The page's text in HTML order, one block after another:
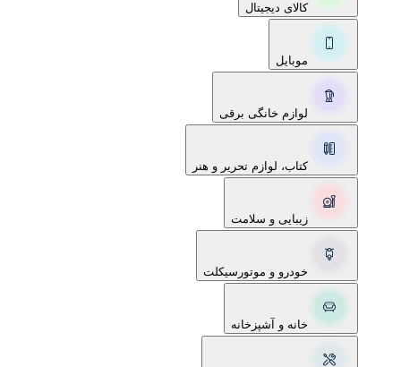
کالای دیجیتال
موبایل
لوازم خانگی برقی
کتاب، لوازم تحریر و هنر
زیبایی و سلامت
خودرو و موتورسیکلت
خانه و آشپزخانه